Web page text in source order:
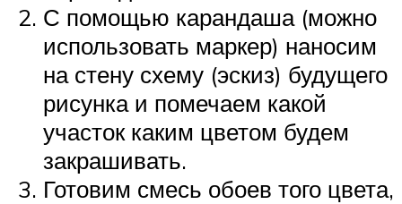
С помощью карандаша (можно
использовать маркер) наносим
на стену схему (эскиз) будущего
рисунка и помечаем какой
участок каким цветом будем
закрашивать.
Готовим смесь обоев того цвета,